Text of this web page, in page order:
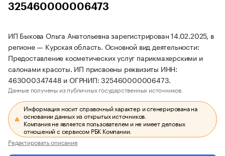
325460000006473
ИП Быкова Ольга Анатольевна зарегистрирован 14.02.2025, в
регионе — Курская область. Основной вид деятельности:
Предоставление косметических услуг парикмахерскими и
салонами красоты. ИП присвоены реквизиты ИНН:
463000347448 и ОГРНИП: 325460000006473.
Данные получены из публичных государственных источников.
Информация носит справочный характер и сгенерирована на
основании данных из открытых источников.
Компания не является пользователем и не имеет деловых
отношений с сервисом РБК Компании.
Редактировать описание